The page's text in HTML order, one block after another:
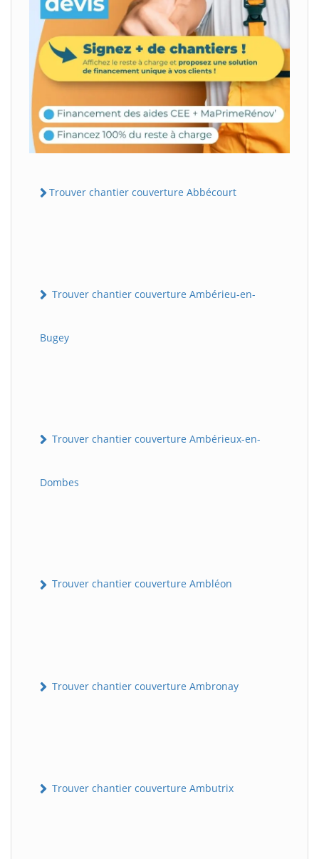
Trouver chantier couverture Abbécourt
Trouver chantier couverture Ambérieu-en-
Bugey
Trouver chantier couverture Ambérieux-en-
Dombes
Trouver chantier couverture Ambléon
Trouver chantier couverture Ambronay
Trouver chantier couverture Ambutrix